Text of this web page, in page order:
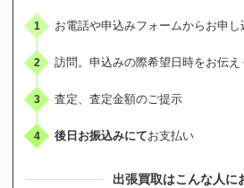
1 お電話や申込みフォームからお申
2 訪問。申込みの際希望日時をお伝え
3 査定、査定金額のご提示
4 後日お振込みにてお支払い
出張買取はこんな人に